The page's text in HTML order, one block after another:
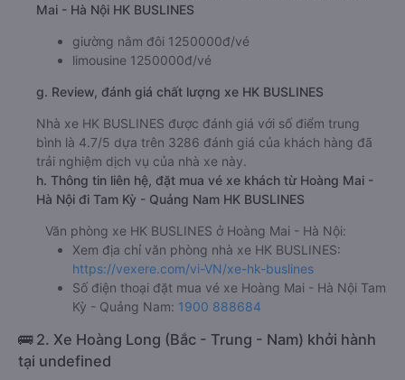
Mai - Hà Nội HK BUSLINES
giường nằm đôi 1250000đ/vé
limousine 1250000đ/vé
g. Review, đánh giá chất lượng xe HK BUSLINES
Nhà xe HK BUSLINES được đánh giá với số điểm trung
bình là 4.7/5 dựa trên 3286 đánh giá của khách hàng đã
trải nghiệm dịch vụ của nhà xe này.
h. Thông tin liên hệ, đặt mua vé xe khách từ Hoàng Mai -
Hà Nội đi Tam Kỳ - Quảng Nam HK BUSLINES
Văn phòng xe HK BUSLINES ở Hoàng Mai - Hà Nội:
Xem địa chỉ văn phòng nhà xe HK BUSLINES:
https://vexere.com/vi-VN/xe-hk-buslines
Số điện thoại đặt mua vé xe Hoàng Mai - Hà Nội Tam
Kỳ - Quảng Nam: 1900 888684
🚌 2. Xe Hoàng Long (Bắc - Trung - Nam) khởi hành
tại undefined